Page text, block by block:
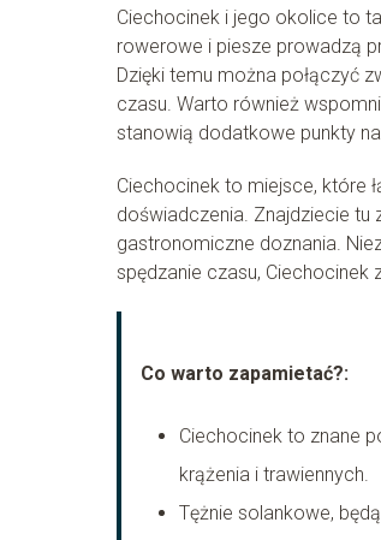
Ciechocinek i jego okolice to
rowerowe i piesze prowadzą
Dzięki temu można połączyć
czasu. Warto również
stanowią dodatkowe punkty
Ciechocinek to miejsce, które
doświadczenia. Znajdziecie tu
gastronomiczne doznania.
spędzanie czasu, Ciechocinek
Co warto zapamietać?:
Ciechocinek to znane
krążenia i trawiennych.
Tężnie solankowe,